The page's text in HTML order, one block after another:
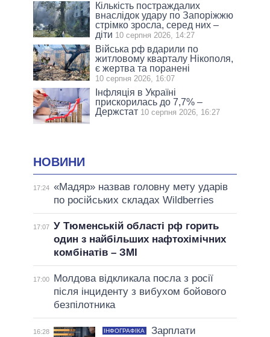
Кількість постраждалих
внаслідок удару по Запоріжжю
стрімко зросла, серед них –
діти 10 серпня 2026, 14:27
Війська рф вдарили по
житловому кварталу Нікополя,
є жертва та поранені
10 серпня 2026, 16:07
Інфляція в Україні
прискорилась до 7,7% –
Держстат 10 серпня 2026, 16:27
НОВИНИ
17:24 «Мадяр» назвав головну мету ударів
по російських складах Wildberries
17:07 У Тюменській області рф горить
один з найбільших нафтохімічних
комбінатів – ЗМІ
17:00
Молдова відкликала посла з росії
після інциденту з вибухом бойового
безпілотника
16:28 ІНФОГРАФІКА
Зарплати